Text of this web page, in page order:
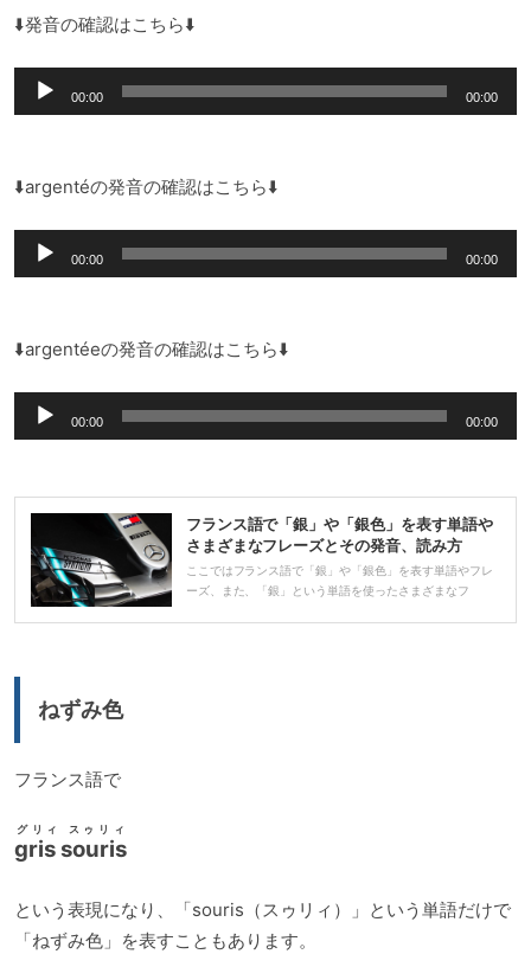
⬇️発音の確認はこちら⬇️
声
レ
ー
00:00 00:00
⬇️argentéの発音の確認はこちら⬇️
声
レ
ー
00:00 00:00
⬇️argentéeの発音の確認はこちら⬇️
声
ヤ
ー
00:00 00:00
フランス語で「銀」や「銀色」を表す単語や
さまざまなフレーズとその発音、読み方
ここではフランス語で「銀」や「銀色」を表す単語やフレ
ーズ、また、「銀」という単語を使ったさまざまなフ
ねずみ色
フランス語で
gris souris
グリィ スゥリィ
という表現になり、「souris（スゥリィ）」という単語だけで
「ねずみ色」を表すこともあります。